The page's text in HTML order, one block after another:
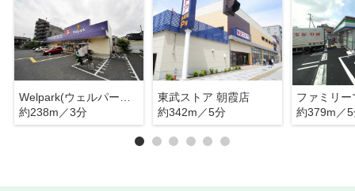
約238m／3分
東武ストア 朝霞店
約342m／5分
約379m／